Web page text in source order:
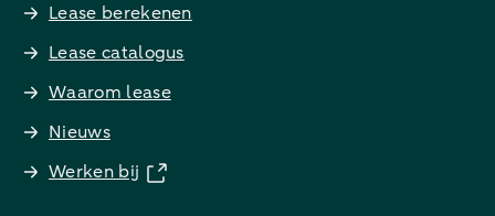
Lease berekenen
Lease catalogus
Waarom lease
Nieuws
Werken bij